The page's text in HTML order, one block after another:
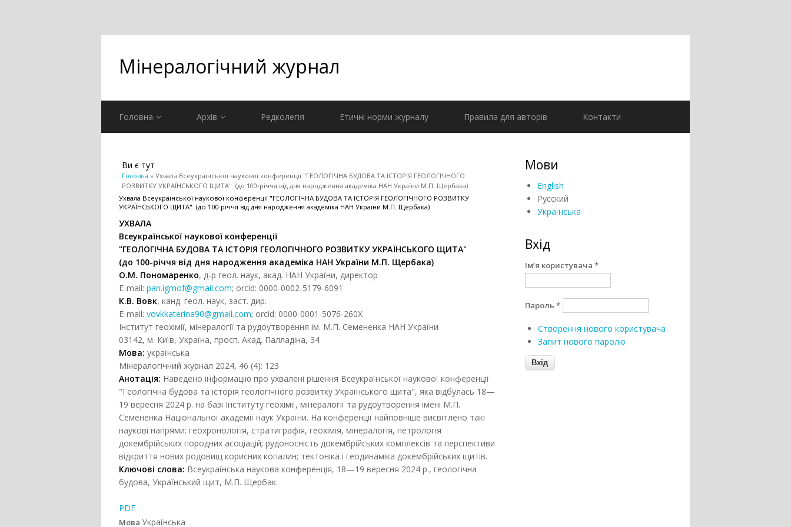
Мінералогічний журнал
Головна Архів Редколегія Етичні норми журналу Правила для авторів Контакти
Ви є тут
Головна » Ухвала Всеукраїнської наукової конференції "ГЕОЛОГІЧНА БУДОВА ТА ІСТОРІЯ ГЕОЛОГІЧНОГО
РОЗВИТКУ УКРАЇНСЬКОГО ЩИТА" (до 100-річчя від дня народження академіка НАН України М.П. Щербака)
Ухвала Всеукраїнської наукової конференції "ГЕОЛОГІЧНА БУДОВА ТА ІСТОРІЯ ГЕОЛОГІЧНОГО РОЗВИТКУ
УКРАЇНСЬКОГО ЩИТА" (до 100-річчя від дня народження академіка НАН України М.П. Щербака)
УХВАЛА
Всеукраїнської наукової конференції
"ГЕОЛОГІЧНА БУДОВА ТА ІСТОРІЯ ГЕОЛОГІЧНОГО РОЗВИТКУ УКРАЇНСЬКОГО ЩИТА"
(до 100-річчя від дня народження академіка НАН України М.П. Щербака)
О.М. Пономаренко, д-р геол. наук, акад. НАН України, директор
E-mail: pan.igmof@gmail.com; orcid: 0000-0002-5179-6091
К.В. Вовк, канд. геол. наук, заст. дир.
Е-mail: vovkkaterina90@gmail.com; orcid: 0000-0001-5076-260X
Інститут геохімії, мінералогії та рудоутворення ім. М.П. Семененка НАН України
03142, м. Київ, Україна, просп. Акад. Палладіна, 34
Мова: українська
Мінералогічний журнал 2024, 46 (4): 123
Анотація: Наведено інформацію про ухвалені рішення Всеукраїнської наукової конференції
"Геологічна будова та історія геологічного розвитку Українського щита", яка відбулась 18—
19 вересня 2024 р. на базі Інституту геохімії, мінералогії та рудоутворення імені М.П.
Семененка Національної академії наук України. На конференції найповніше висвітлено такі
наукові напрями: геохронологія, стратиграфія, геохімія, мінералогія, петрологія
докембрійських породних асоціацій; рудоносність докембрійських комплексів та перспективи
відкриття нових родовищ корисних копалин; тектоніка і геодинаміка докембрійських щитів.
Ключові слова: Всеукраїнська наукова конференція, 18—19 вересня 2024 р., геологічна
будова, Український щит, М.П. Щербак.
PDF
Мова Українська
Мови
English
Русский
Українська
Вхід
Ім’я користувача *
Пароль *
Створення нового користувача
Запит нового паролю